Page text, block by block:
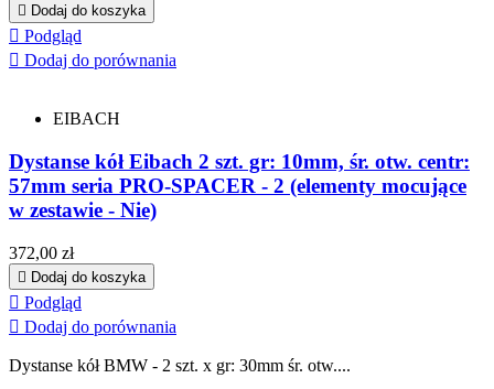
 Dodaj do koszyka
 Podgląd
 Dodaj do porównania
EIBACH
Dystanse kół Eibach 2 szt. gr: 10mm, śr. otw. centr:
57mm seria PRO-SPACER - 2 (elementy mocujące
w zestawie - Nie)
Cena
372,00 zł
 Dodaj do koszyka
 Podgląd
 Dodaj do porównania
Dystanse kół BMW - 2 szt. x gr: 30mm śr. otw....